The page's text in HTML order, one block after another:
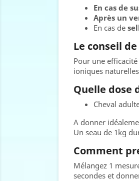
En cas de
Après un
En cas de
Le conseil
Pour une
ioniques
Quelle dose
Cheval
A donner
Un seau de 1kg
Comment
Mélangez 1
secondes et